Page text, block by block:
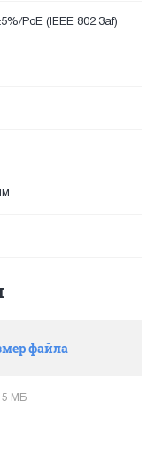
PoE (IEEE 802.3af)
файла
МБ